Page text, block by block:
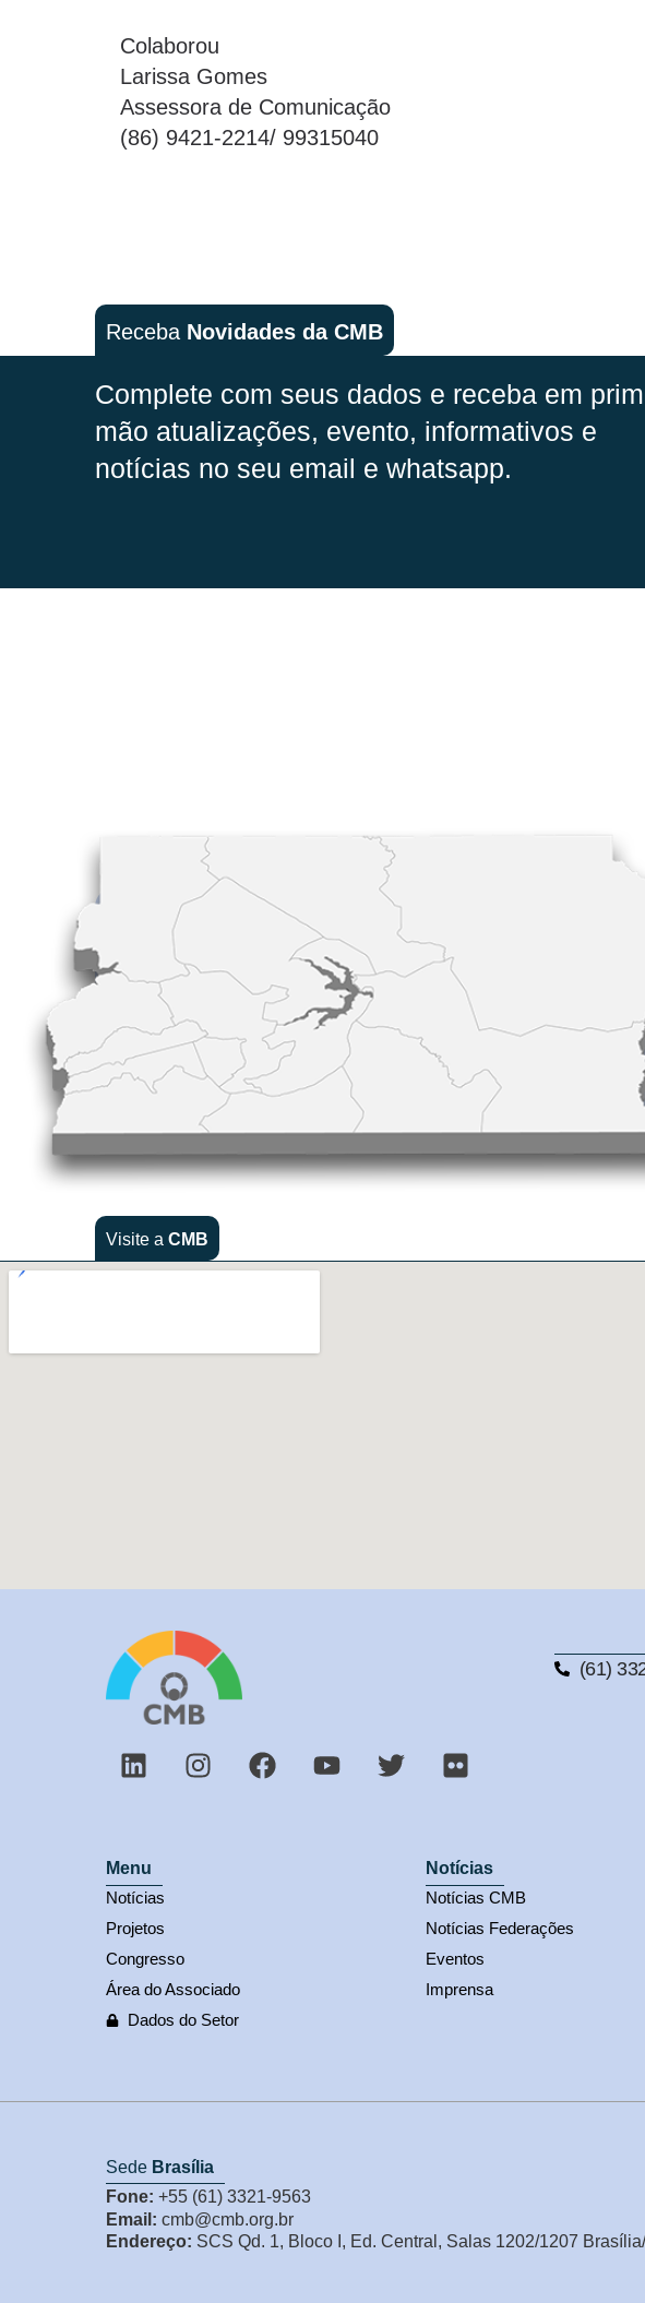
Colaborou
Larissa Gomes
Assessora de Comunicação
(86) 9421-2214/ 99315040
Receba Novidades da CMB
Complete com seus dados e receba em
mão atualizações, evento, informativos e
notícias no seu email e whatsapp.
Visite a CMB
(61)
Menu
Notícias
Projetos
Congresso
Área do Associado
Dados do Setor
Notícias
Notícias CMB
Notícias Federações
Eventos
Imprensa
Sede Brasília
Fone: +55 (61) 3321-9563
Email: cmb@cmb.org.br
Endereço: SCS Qd. 1, Bloco I, Ed. Central, Salas 1202/1207